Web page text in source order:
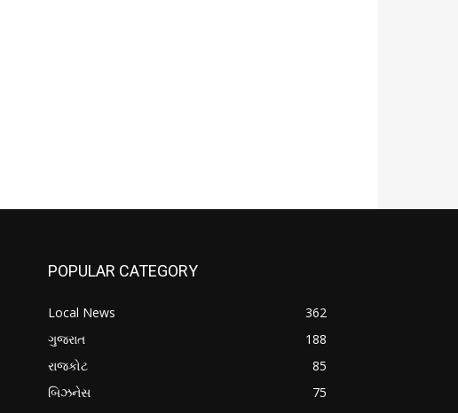
POPULAR CATEGORY
Local News
362
ગુજરાત
188
રાજકોટ
85
બિઝનેસ
75